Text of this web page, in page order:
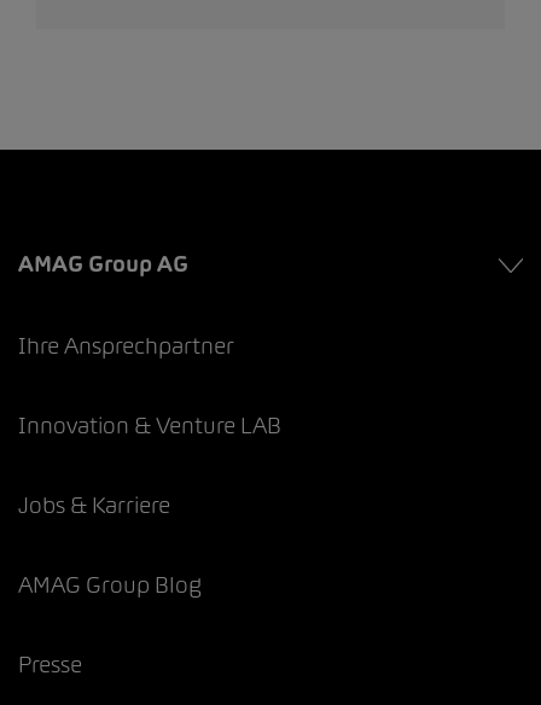
AMAG Group AG
Ihre Ansprechpartner
Innovation & Venture LAB
Jobs & Karriere
AMAG Group Blog
Presse